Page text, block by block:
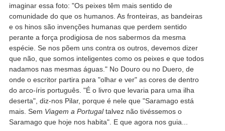
imaginar essa foto: "Os peixes têm mais sentido de
comunidade do que os humanos. As fronteiras, as bandeiras
e os hinos são invenções humanas que perdem sentido
perante a força prodigiosa de nos sabermos da mesma
espécie. Se nos põem uns contra os outros, devemos dizer
que não, que somos inteligentes como os peixes e que todos
nadamos nas mesmas águas." No Douro ou no Duero, de
onde o escritor partira para "olhar e ver" as cores de dentro
do arco-íris português. "É o livro que levaria para uma ilha
deserta", diz-nos Pilar, porque é nele que "Saramago está
mais. Sem Viagem a Portugaltalvez não tivéssemos o
Saramago que hoje nos habita". E que agora nos guia...